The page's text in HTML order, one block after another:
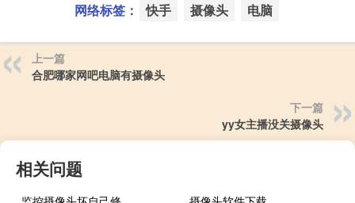
网络标签： 快手 摄像头 电脑
上一篇
合肥哪家网吧电脑有摄像头
下一篇
yy女主播没关摄像头
相关问题